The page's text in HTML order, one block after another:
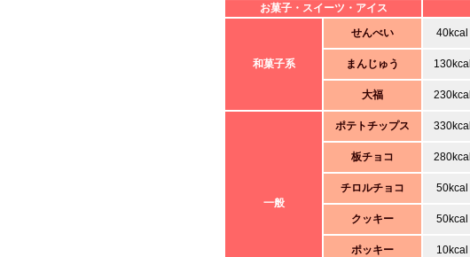
お菓子・スイーツ・アイス
和菓子系
せんべい 40kcal
まんじゅう 130kcal
大福 230kcal
一般
ポテトチップス 330kcal
板チョコ 280kcal
チロルチョコ 50kcal
クッキー 50kcal
ポッキー 10kcal